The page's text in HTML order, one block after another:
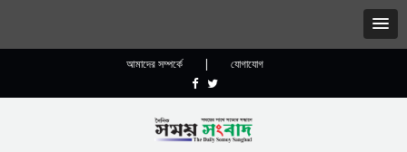
আমাদের সম্পর্কে | যোগাযোগ